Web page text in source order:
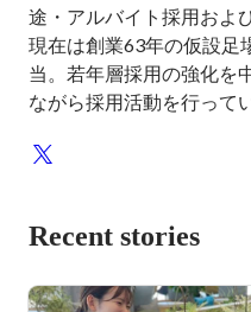
途・アルバイト採用およ
現在は創業63年の仮設足
当。若年層採用の強化を
ながら採用活動を行って
Recent stories